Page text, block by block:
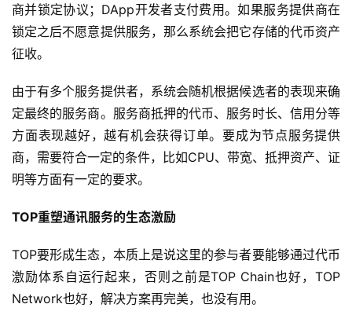
商并锁定协议；DApp开发者支付费用。如果服务提供商在
锁定之后不愿意提供服务，那么系统会把它存储的代币资产
征收。
由于有多个服务提供者，系统会随机根据候选者的表现来确
定最终的服务商。服务商抵押的代币、服务时长、信用分等
方面表现越好，越有机会获得订单。要成为节点服务提供
商，需要符合一定的条件，比如CPU、带宽、抵押资产、证
明等方面有一定的要求。
TOP重塑通讯服务的生态激励
TOP要形成生态，本质上是说这里的参与者要能够通过代币
激励体系自运行起来，否则之前是TOP Chain也好，TOP
Network也好，解决方案再完美，也没有用。